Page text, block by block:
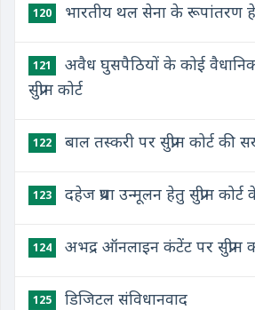
120 भारतीय थल सेना के रूपांतरण
121
अवैध घुसपैठियों के कोई
सुप्रीम कोर्ट
122 बाल तस्करी पर सुप्रीम कोर्ट की
123 दहेज प्रथा उन्मूलन हेतु सुप्रीम कोर्ट
124 अभद्र ऑनलाइन कंटेंट पर सुप्रीम
125 डिजिटल संविधानवाद